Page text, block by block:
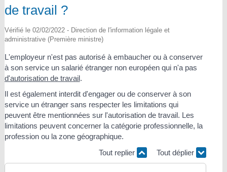
de travail ?
Vérifié le 02/02/2022 - Direction de l'information légale et
administrative (Première ministre)
L'employeur n'est pas autorisé à embaucher ou à conserver
à son service un salarié étranger non européen qui n'a pas
d'autorisation de travail.
Il est également interdit d'engager ou de conserver à son
service un étranger sans respecter les limitations qui
peuvent être mentionnées sur l'autorisation de travail. Les
limitations peuvent concerner la catégorie professionnelle, la
profession ou la zone géographique.
Tout replier
Tout déplier